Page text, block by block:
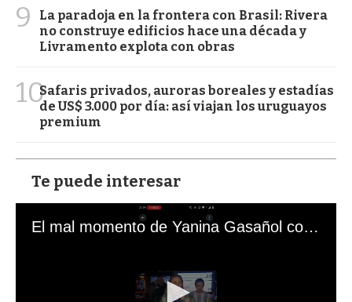
9
La paradoja en la frontera con Brasil: Rivera
no construye edificios hace una década y
Livramento explota con obras
10Safaris privados, auroras boreales y estadías
de US$ 3.000 por día: así viajan los uruguayos
premium
Te puede interesar
El mal momento de Yanina Gasañol con un hincha argentino en "Subrayado"